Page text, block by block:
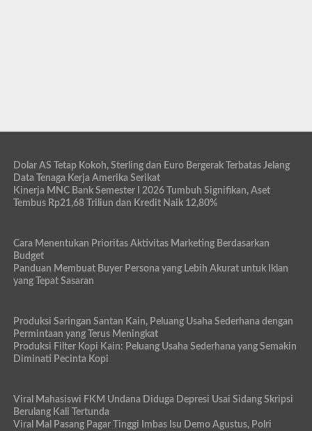
Dolar AS Tetap Kokoh, Sterling dan Euro Bergerak Terbatas Jelang
Data Tenaga Kerja Amerika Serikat
Kinerja MNC Bank Semester I 2026 Tumbuh Signifikan, Aset
Tembus Rp21,68 Triliun dan Kredit Naik 12,80%
Cara Menentukan Prioritas Aktivitas Marketing Berdasarkan
Budget
Panduan Membuat Buyer Persona yang Lebih Akurat untuk Iklan
yang Tepat Sasaran
Produksi Saringan Santan Kain, Peluang Usaha Sederhana dengan
Permintaan yang Terus Meningkat
Produksi Filter Kopi Kain: Peluang Usaha Sederhana yang Semakin
Diminati Pecinta Kopi
Viral Mahasiswi FKM Undana Diduga Depresi Usai Sidang Skripsi
Berulang Kali Tertunda
Viral Mal Pasang Pagar Tinggi Imbas Isu Demo Agustus, Polri